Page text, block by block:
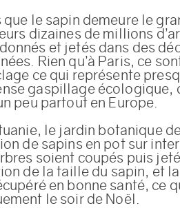
le sapin demeure le
dizaines de millions
et jetés dans des
Rien qu’à Paris, ce
ce qui représente
gaspillage écologique,
peu partout en Europe.
le jardin botanique
de sapins en pot sur
soient coupés puis
de la taille du sapin, et
en bonne santé, ce
le soir de Noël.